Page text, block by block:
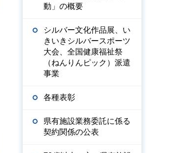
動」の概要
シルバー文化作品展、い
きいきシルバースポーツ
大会、全国健康福祉祭
（ねんりんピック）派遣
事業
各種表彰
県有施設業務委託に係る
契約関係の公表